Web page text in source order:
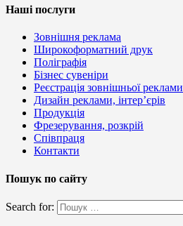
Наші послуги
Зовнішня реклама
Широкоформатний друк
Поліграфія
Бізнес сувеніри
Реєстрація зовнішньої реклами
Дизайн реклами, інтер’єрів
Продукція
Фрезерування, розкрій
Співпраця
Контакти
Пошук по сайту
Search for: